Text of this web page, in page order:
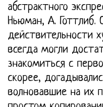
абстрактного
Ньюман, А. Готтлиб.
действительности
всегда могли
знакомиться с
скорее,
волновавшие на их